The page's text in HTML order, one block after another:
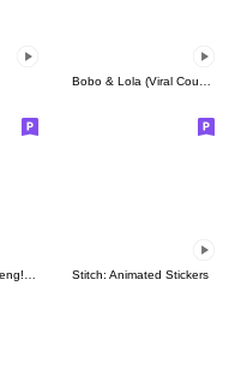
Orange Cat TuaTueng! (ENG) Stitch: Animated Stickers